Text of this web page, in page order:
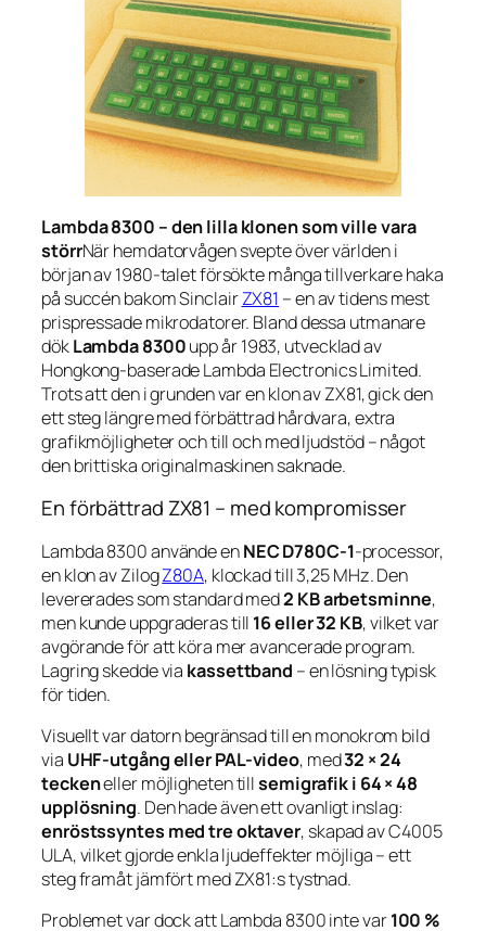
Lambda 8300 – den lilla klonen som ville vara
störrNär hemdatorvågen svepte över världen i
början av 1980-talet försökte många tillverkare haka
på succén bakom SinclairZX81 – en av tidens mest
prispressade mikrodatorer. Bland dessa utmanare
dökLambda 8300upp år 1983, utvecklad av
Hongkong-baseradeLambda Electronics Limited.
Trots att den i grunden var en klon av ZX81, gick den
ett steg längre med förbättrad hårdvara, extra
grafikmöjligheter och till och med ljudstöd – något
den brittiska originalmaskinen saknade.
En förbättrad ZX81 – med kompromisser
Lambda 8300 använde enNEC D780C-1-processor,
en klon av ZilogZ80A, klockad till 3,25 MHz. Den
levererades som standard med2 KB arbetsminne,
men kunde uppgraderas till 16 eller 32 KB, vilket var
avgörande för att köra mer avancerade program.
Lagring skedde via kassettband – en lösning typisk
för tiden.
Visuellt var datorn begränsad till en monokrom bild
via UHF-utgång eller PAL-video, med32 × 24
teckeneller möjligheten tillsemigrafik i 64 × 48
upplösning. Den hade även ett ovanligt inslag:
enröstssyntes med tre oktaver, skapad av C4005
ULA, vilket gjorde enkla ljudeffekter möjliga – ett
steg framåt jämfört med ZX81:s tystnad.
Problemet var dock att Lambda 8300 inte var100 %